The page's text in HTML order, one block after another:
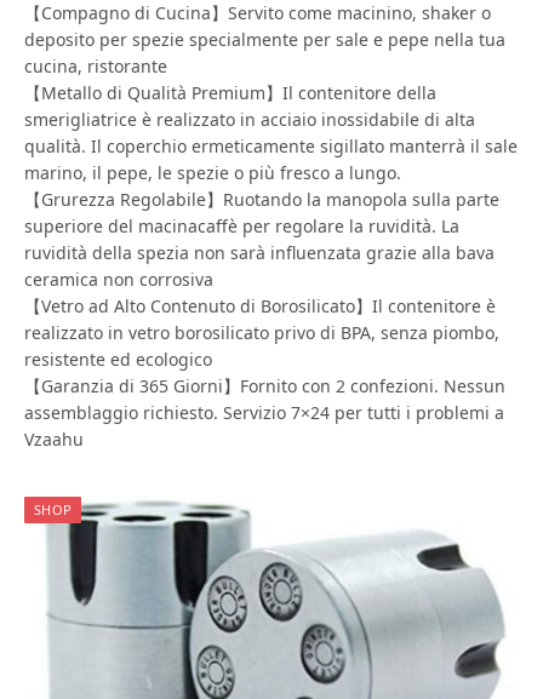
【Compagno di Cucina】Servito come macinino, shaker o
deposito per spezie specialmente per sale e pepe nella tua
cucina, ristorante
【Metallo di Qualità Premium】Il contenitore della
smerigliatrice è realizzato in acciaio inossidabile di alta
qualità. Il coperchio ermeticamente sigillato manterrà il sale
marino, il pepe, le spezie o più fresco a lungo.
【Grurezza Regolabile】Ruotando la manopola sulla parte
superiore del macinacaffè per regolare la ruvidità. La
ruvidità della spezia non sarà influenzata grazie alla bava
ceramica non corrosiva
【Vetro ad Alto Contenuto di Borosilicato】Il contenitore è
realizzato in vetro borosilicato privo di BPA, senza piombo,
resistente ed ecologico
【Garanzia di 365 Giorni】Fornito con 2 confezioni. Nessun
assemblaggio richiesto. Servizio 7×24 per tutti i problemi a
Vzaahu
SHOP